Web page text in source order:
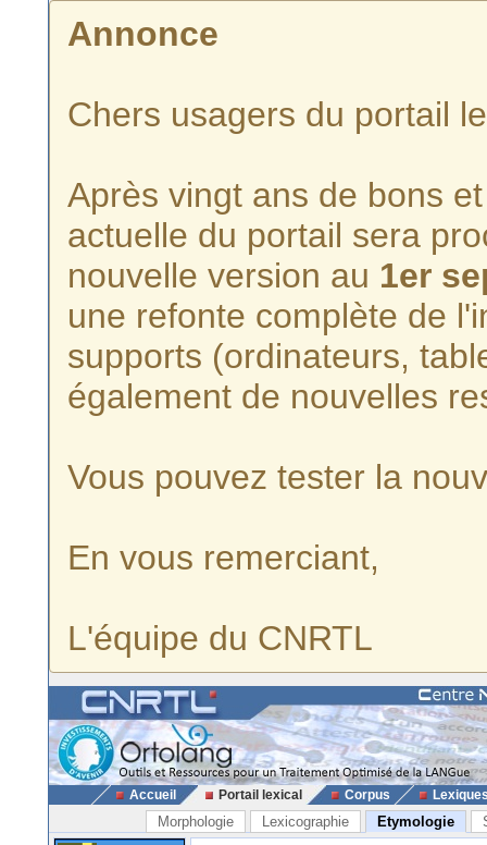
Annonce
Chers usagers du portail
Après vingt ans de bons
actuelle du portail sera
nouvelle version au 1er
une refonte complète de
supports (ordinateurs,
également de nouvelles
Vous pouvez tester la
En vous remerciant,
L'équipe du CNRTL
Accueil Portail lexical Corpus
Morphologie Lexicographie Etymologie